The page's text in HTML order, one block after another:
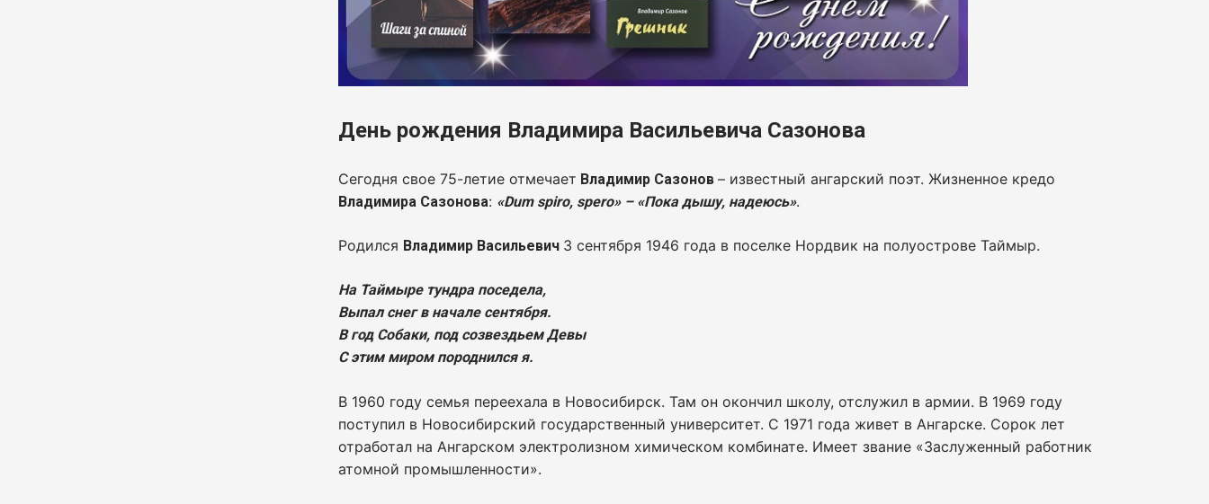
День рождения Владимира Васильевича Сазонова
Сегодня свое 75-летие отмечает Владимир Сазонов– известный ангарский поэт. Жизненное кредо
Владимира Сазонова: «Dum spiro, spero» – «Пока дышу, надеюсь».
Родился Владимир Васильевич 3 сентября 1946 года в поселке Нордвик на полуострове Таймыр.
На Таймыре тундра поседела,
Выпал снег в начале сентября.
В год Собаки, под созвездьем Девы
С этим миром породнился я.
В 1960 году семья переехала в Новосибирск. Там он окончил школу, отслужил в армии. В 1969 году
поступил в Новосибирский государственный университет. С 1971 года живет в Ангарске. Сорок лет
отработал на Ангарском электролизном химическом комбинате. Имеет звание «Заслуженный работник
атомной промышленности».